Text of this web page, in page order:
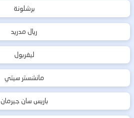
برشلونة
ريال مدريد
ليفربول
مانشستر سيتي
باريس سان جيرمان